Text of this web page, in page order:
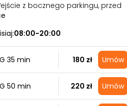
z bocznego parkingu, przed
08:00-20:00
35 min 180 zł Umów
50 min 220 zł Umów